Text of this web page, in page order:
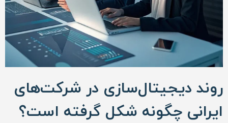
روند دیجیتال‌سازی در شرکت‌های
ایرانی چگونه شکل گرفته است؟